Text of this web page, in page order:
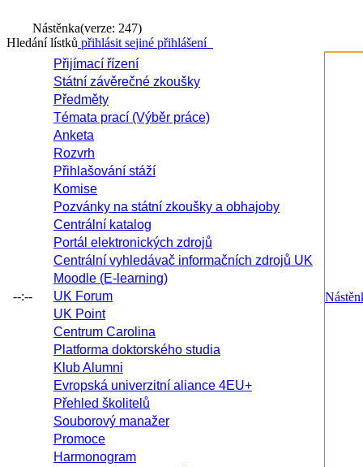
Nástěnka(verze: 247)
Hledání lístků přihlásit sejiné přihlášení
--:--
Přijímací řízení
Státní závěrečné zkoušky
Předměty
Témata prací (Výběr práce)
Anketa
Rozvrh
Přihlašování stáží
Komise
Pozvánky na státní zkoušky a obhajoby
Centrální katalog
Portál elektronických zdrojů
Centrální vyhledávač informačních zdrojů UK
Moodle (E-learning)
UK Forum
UK Point
Centrum Carolina
Platforma doktorského studia
Klub Alumni
Evropská univerzitní aliance 4EU+
Přehled školitelů
Souborový manažer
Promoce
Harmonogram